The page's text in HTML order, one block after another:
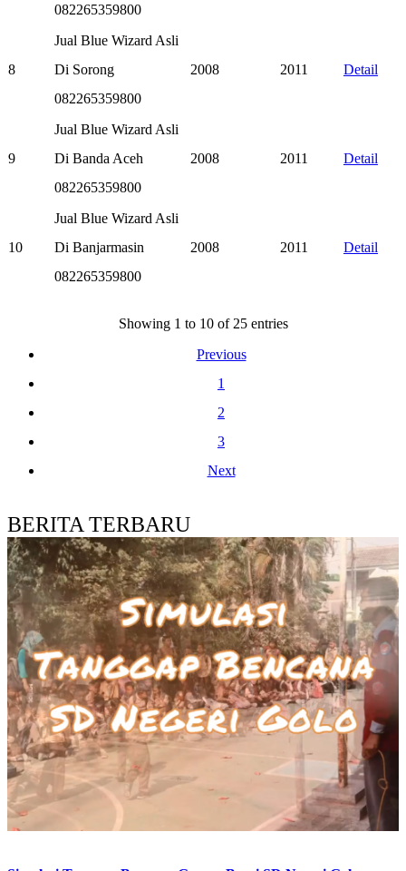
082265359800
8
Jual Blue Wizard Asli
Di Sorong
082265359800
2008 2011 Detail
9
Jual Blue Wizard Asli
Di Banda Aceh
082265359800
2008 2011 Detail
10
Jual Blue Wizard Asli
Di Banjarmasin
082265359800
2008 2011 Detail
Showing 1 to 10 of 25 entries
Previous
1
2
3
Next
BERITA TERBARU